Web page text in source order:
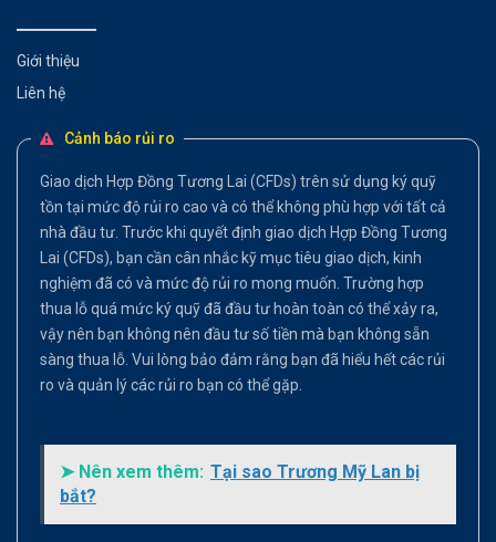
Giới thiệu
Liên hệ
Cảnh báo rủi ro
Giao dịch Hợp Đồng Tương Lai (CFDs) trên sử dụng ký quỹ
tồn tại mức độ rủi ro cao và có thể không phù hợp với tất cả
nhà đầu tư. Trước khi quyết định giao dịch Hợp Đồng Tương
Lai (CFDs), bạn cần cân nhắc kỹ mục tiêu giao dịch, kinh
nghiệm đã có và mức độ rủi ro mong muốn. Trường hợp
thua lỗ quá mức ký quỹ đã đầu tư hoàn toàn có thể xảy ra,
vậy nên bạn không nên đầu tư số tiền mà bạn không sẵn
sàng thua lỗ. Vui lòng bảo đảm rằng bạn đã hiểu hết các rủi
ro và quản lý các rủi ro bạn có thể gặp.
➤ Nên xem thêm: Tại sao Trương Mỹ Lan bị
bắt?